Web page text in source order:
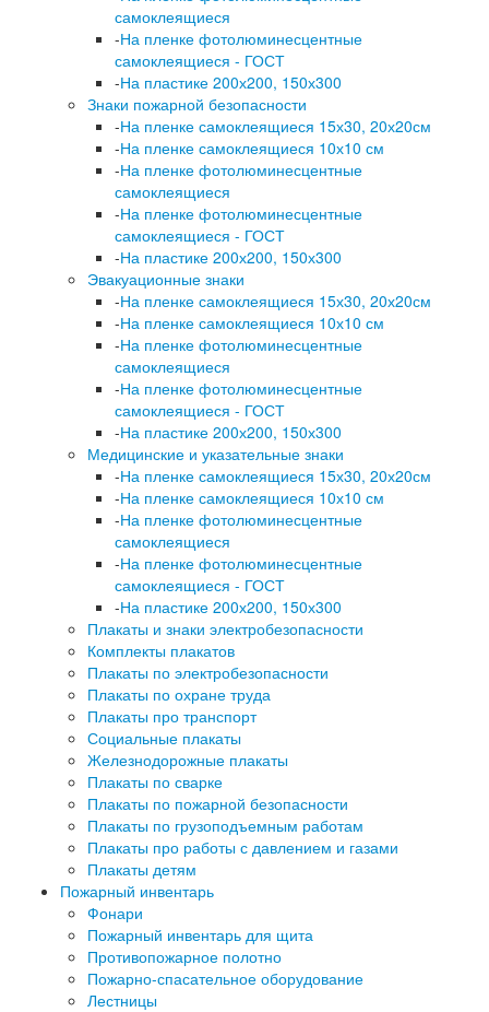
самоклеящиеся
-На пленке фотолюминесцентные
самоклеящиеся - ГОСТ
-На пластике 200х200, 150х300
Знаки пожарной безопасности
-На пленке самоклеящиеся 15х30, 20х20см
-На пленке самоклеящиеся 10х10 см
-На пленке фотолюминесцентные
самоклеящиеся
-На пленке фотолюминесцентные
самоклеящиеся - ГОСТ
-На пластике 200х200, 150х300
Эвакуационные знаки
-На пленке самоклеящиеся 15х30, 20х20см
-На пленке самоклеящиеся 10х10 см
-На пленке фотолюминесцентные
самоклеящиеся
-На пленке фотолюминесцентные
самоклеящиеся - ГОСТ
-На пластике 200х200, 150х300
Медицинские и указательные знаки
-На пленке самоклеящиеся 15х30, 20х20см
-На пленке самоклеящиеся 10х10 см
-На пленке фотолюминесцентные
самоклеящиеся
-На пленке фотолюминесцентные
самоклеящиеся - ГОСТ
-На пластике 200х200, 150х300
Плакаты и знаки электробезопасности
Комплекты плакатов
Плакаты по электробезопасности
Плакаты по охране труда
Плакаты про транспорт
Социальные плакаты
Железнодорожные плакаты
Плакаты по сварке
Плакаты по пожарной безопасности
Плакаты по грузоподъемным работам
Плакаты про работы с давлением и газами
Плакаты детям
Пожарный инвентарь
Фонари
Пожарный инвентарь для щита
Противопожарное полотно
Пожарно-спасательное оборудование
Лестницы